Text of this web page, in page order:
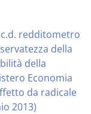
redditometro
della
della
Economia
da radicale
2013)